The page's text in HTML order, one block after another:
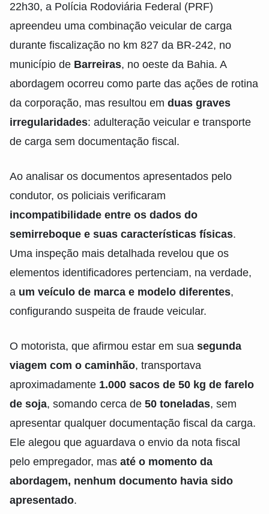
22h30, a Polícia Rodoviária Federal (PRF)
apreendeu uma combinação veicular de carga
durante fiscalização no km 827 da BR-242, no
município de Barreiras, no oeste da Bahia. A
abordagem ocorreu como parte das ações de rotina
da corporação, mas resultou em duas graves
irregularidades: adulteração veicular e transporte
de carga sem documentação fiscal.
Ao analisar os documentos apresentados pelo
condutor, os policiais verificaram
incompatibilidade entre os dados do
semirreboque e suas características físicas.
Uma inspeção mais detalhada revelou que os
elementos identificadores pertenciam, na verdade,
a um veículo de marca e modelo diferentes,
configurando suspeita de fraude veicular.
O motorista, que afirmou estar em sua segunda
viagem com o caminhão, transportava
aproximadamente 1.000 sacos de 50 kg de farelo
de soja, somando cerca de 50 toneladas, sem
apresentar qualquer documentação fiscal da carga.
Ele alegou que aguardava o envio da nota fiscal
pelo empregador, mas até o momento da
abordagem, nenhum documento havia sido
apresentado.